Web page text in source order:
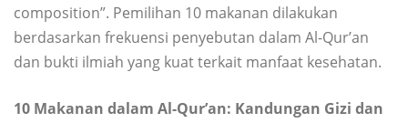
composition”. Pemilihan 10 makanan dilakukan
berdasarkan frekuensi penyebutan dalam Al-Qur’an
dan bukti ilmiah yang kuat terkait manfaat kesehatan.
10 Makanan dalam Al-Qur’an: Kandungan Gizi dan